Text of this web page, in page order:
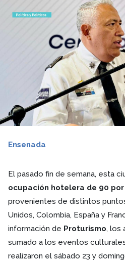
Ensenada
El pasado fin de semana, esta
ocupación hotelera de 90
provenientes de distintos
Unidos, Colombia, España y
información de Proturismo, los
sumado a los eventos
realizaron el sábado 23 y